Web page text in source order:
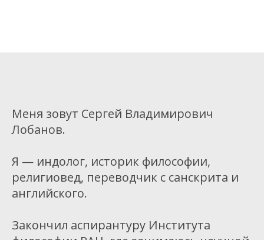
Меня зовут Сергей Владимирович
Лобанов.
Я — индолог, историк философии,
религиовед, переводчик с санскрита и
английского.
Закончил аспирантуру Института